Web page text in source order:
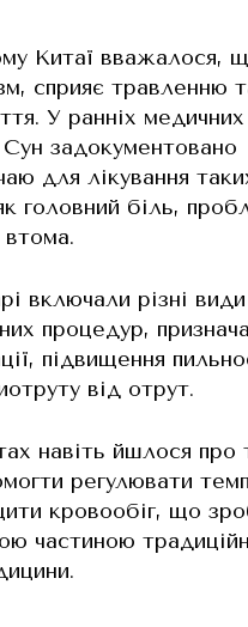
Китаї вважалося,
сприяє травленню
У ранніх медичних
Сун задокументовано
для лікування
головний біль,
включали різні
процедур,
підвищення
від отрут.
навіть йшлося
регулювати
кровообіг, що
частиною